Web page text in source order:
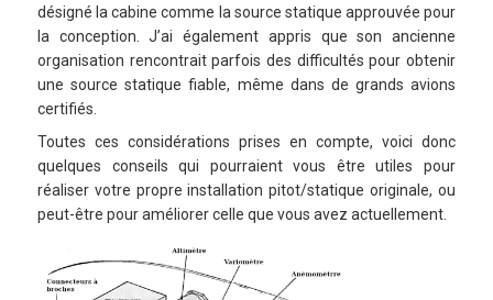
désigné la cabine comme la source statique approuvée pour
la conception. J’ai également appris que son ancienne
organisation rencontrait parfois des difficultés pour obtenir
une source statique fiable, même dans de grands avions
certifiés.
Toutes ces considérations prises en compte, voici donc
quelques conseils qui pourraient vous être utiles pour
réaliser votre propre installation pitot/statique originale, ou
peut-être pour améliorer celle que vous avez actuellement.